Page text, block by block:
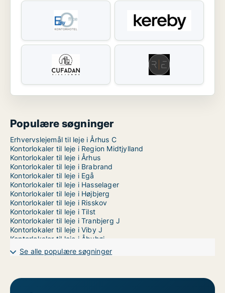
Populære søgninger
Erhvervslejemål til leje i Århus C
Kontorlokaler til leje i Region Midtjylland
Kontorlokaler til leje i Århus
Kontorlokaler til leje i Brabrand
Kontorlokaler til leje i Egå
Kontorlokaler til leje i Hasselager
Kontorlokaler til leje i Højbjerg
Kontorlokaler til leje i Risskov
Kontorlokaler til leje i Tilst
Kontorlokaler til leje i Tranbjerg J
Kontorlokaler til leje i Viby J
Kontorlokaler til leje i Åbyhøj
Kontorlokaler til leje i Århus N
Kontorlokaler til leje i Århus V
Se alle populære søgninger